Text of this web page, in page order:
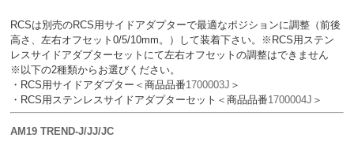
RCSは別売のRCS用サイドアダプターで最適なポジションに調整（前後
高さ、左右オフセット0/5/10mm。）して装着下さい。※RCS用ステン
レスサイドアダプターセットにて左右オフセットの調整はできません
※以下の2種類からお選びください。
・RCS用サイドアダプター＜商品品番1700003J ＞
・RCS用ステンレスサイドアダプターセット＜商品品番1700004J ＞
AM19 TREND-J/JJ/JC